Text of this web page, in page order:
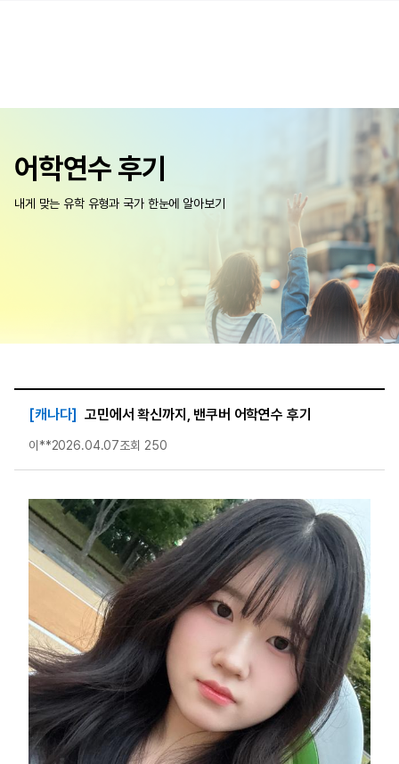
어학연수 후기
내게 맞는 유학 유형과 국가 한눈에 알아보기
[캐나다] 고민에서 확신까지, 밴쿠버 어학연수 후기
이**2026.04.07조회 250